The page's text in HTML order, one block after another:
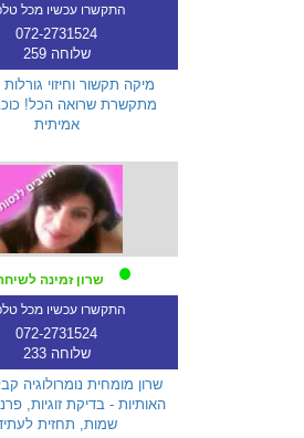
התקשרו עכשיו מכל
072-2731524
שלוחה 259
מיקה תקשור וחיזוי
מתקשרת שרואה הכל!
אמיתית
שרון זמינה
התקשרו עכשיו מכל
072-2731524
שלוחה 233
שרון מומחית נומרולוגיה
האותיות - בדיקת זוגיות,
שמות, תחזית